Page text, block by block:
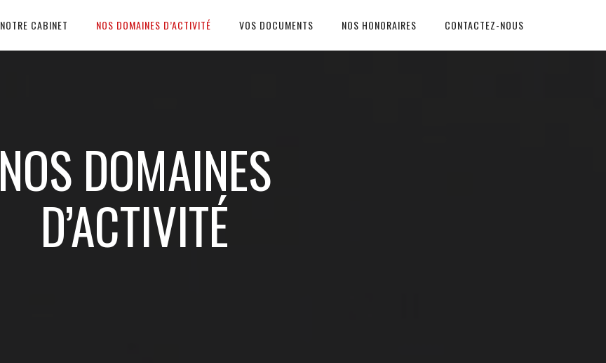
NOTRE CABINET NOS DOMAINES D’ACTIVITÉ VOS DOCUMENTS NOS HONORAIRES CONTACTEZ-NOUS
NOS DOMAINES
D’ACTIVITÉ